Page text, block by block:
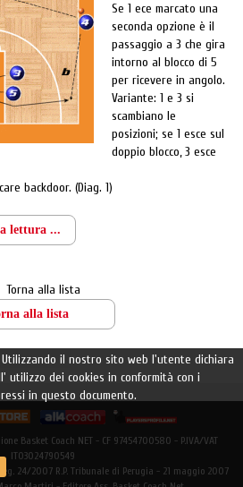
Se 1 ece marcato una
seconda opzione è il
passaggio a 3 che gira
intorno al blocco di 5
per ricevere in angolo.
Variante: 1 e 3 si
scambiano le
posizioni; se 1 esce sul
doppio blocco, 3 esce
backdoor. (Diag. 1)
lettura ...
Torna alla lista
alla lista
Basket Coach NET - CF 97454700580 - P.IVA/VAT
IT03024790549
24/2007 R.P. Tribunale di Perugia - 21 maggio 2007
il nostro sito web l'utente dichiara
utilizzo dei cookies in conformità con i
in questo documento.